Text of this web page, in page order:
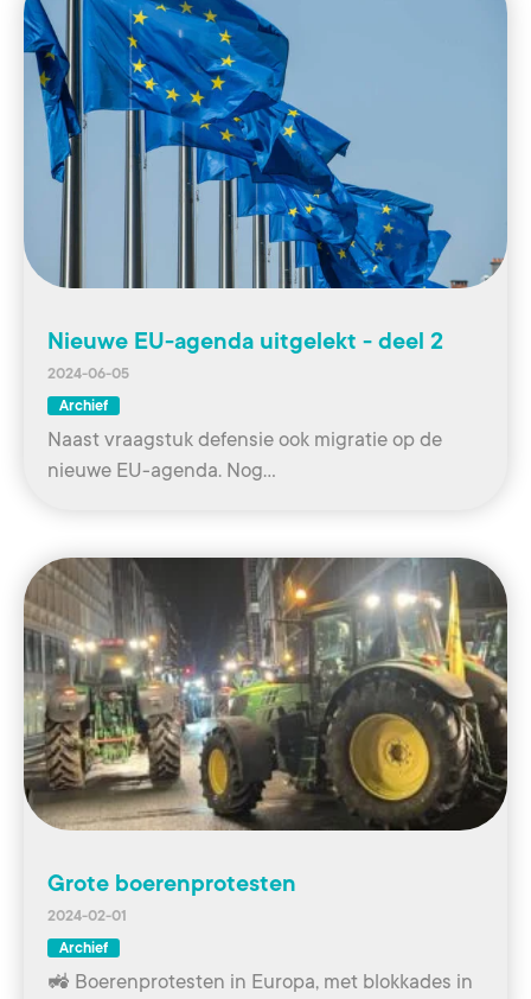
Nieuwe EU-agenda uitgelekt - deel 2
2024-06-05
Archief
Naast vraagstuk defensie ook migratie op de
nieuwe EU-agenda. Nog…
Grote boerenprotesten
2024-02-01
Archief
🚜 Boerenprotesten in Europa, met blokkades in